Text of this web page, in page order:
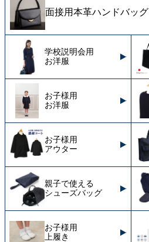
面接用本革ハンドバッグ
学校説明会用
お洋服
お子様用
お洋服
お子様用
アウター
親子で使える
シューズバッグ
お子様用
上履き